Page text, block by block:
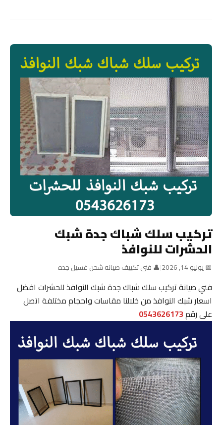
تركيب سلك شباك جدة شبك
الحشرات للنوافذ
📅 يوليو 14, 2026 |👤 فنى تكييف صيانه شحن غسيل جده
فني صيانة تركيب سلك شباك جدة شبك النوافذ للحشرات افضل
اسعار شبك النوافذ من خلالنا مقاسات واحجام مختلفة اتصل
على رقم0543626173